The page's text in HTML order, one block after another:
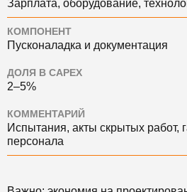
Зарплата, оборудование,
КОМПОНЕНТ
Пусконаладка и документация
ДОЛЯ В CAPEX
2–5%
КОММЕНТАРИЙ
Испытания, акты скрытых работ,
персонала